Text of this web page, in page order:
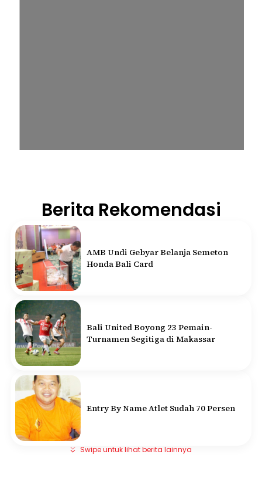
Berita Rekomendasi
AMB Undi Gebyar Belanja Semeton
Honda Bali Card
Bali United Boyong 23 Pemain-
Turnamen Segitiga di Makassar
Entry By Name Atlet Sudah 70 Persen
Swipe untuk lihat berita lainnya